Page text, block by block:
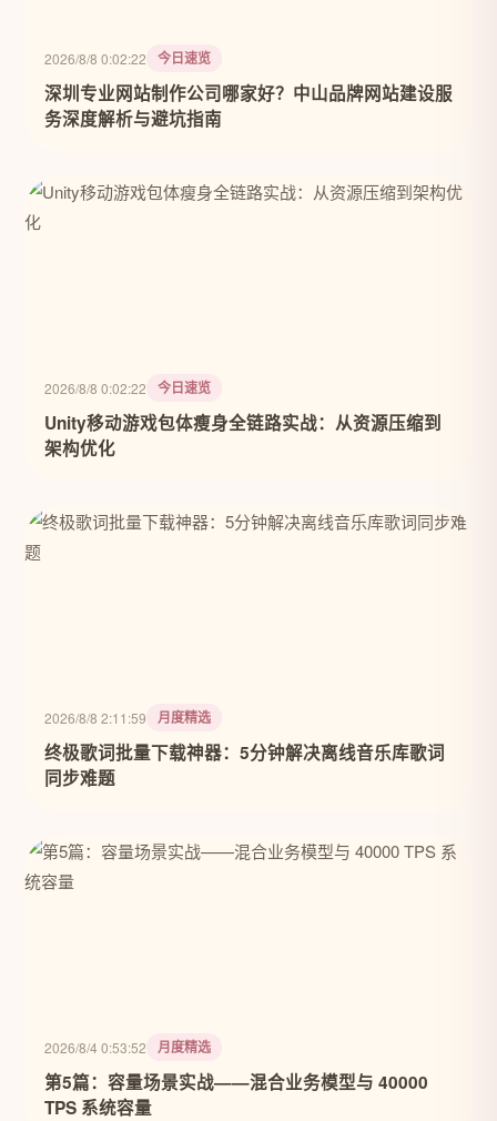
2026/8/8 0:02:22 今日速览
深圳专业网站制作公司哪家好？中山品牌网站建设服
务深度解析与避坑指南
2026/8/8 0:02:22 今日速览
Unity移动游戏包体瘦身全链路实战：从资源压缩到
架构优化
2026/8/8 2:11:59 月度精选
终极歌词批量下载神器：5分钟解决离线音乐库歌词
同步难题
2026/8/4 0:53:52 月度精选
第5篇：容量场景实战——混合业务模型与 40000
TPS 系统容量